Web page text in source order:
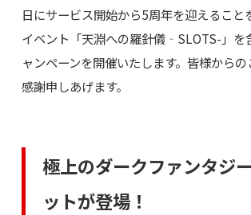
日にサービス開始から5周年を迎えること
イベント「天淵への羅針儀‐SLOTS-」を
ャンペーンを開催いたします。皆様から
感謝申しあげます。
極上のダークファンタジ
ットが登場！